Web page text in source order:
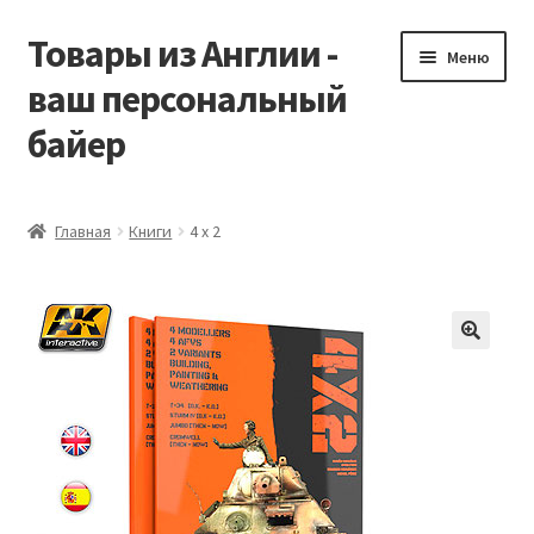
Перейти
навигации
Перейти
содержимому
Товары из Англии -
ваш персональный
байер
Меню
Заказать Vitabiotics
Корзина
Мой аккаунт
Главная Книги 4 х 2